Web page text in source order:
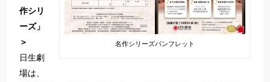
名作シリーズパンフレット
作シリ
ーズ」
＞
日生劇
場は、